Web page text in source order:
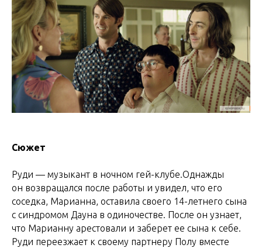
Сюжет
Руди — музыкант в ночном гей-клубе.Однажды
он возвращался после работы и увидел, что его
соседка, Марианна, оставила своего 14-летнего сына
с синдромом Дауна в одиночестве. После он узнает,
что Марианну арестовали и заберет ее сына к себе.
Руди переезжает к своему партнеру Полу вместе